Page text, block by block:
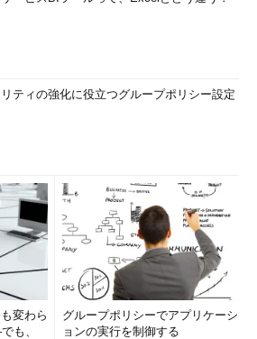
ティの強化に役立つグループポリシー設定
変わら
も、
グループポリシーでアプリケーシ
ョンの実行を制御する